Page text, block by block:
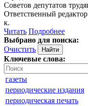
Советов депутатов
Ответственный
к.
Читать Подробнее
Выбрано для поиска:
Очистить
Ключевые слова:
газеты
периодические издания
периодическая печать